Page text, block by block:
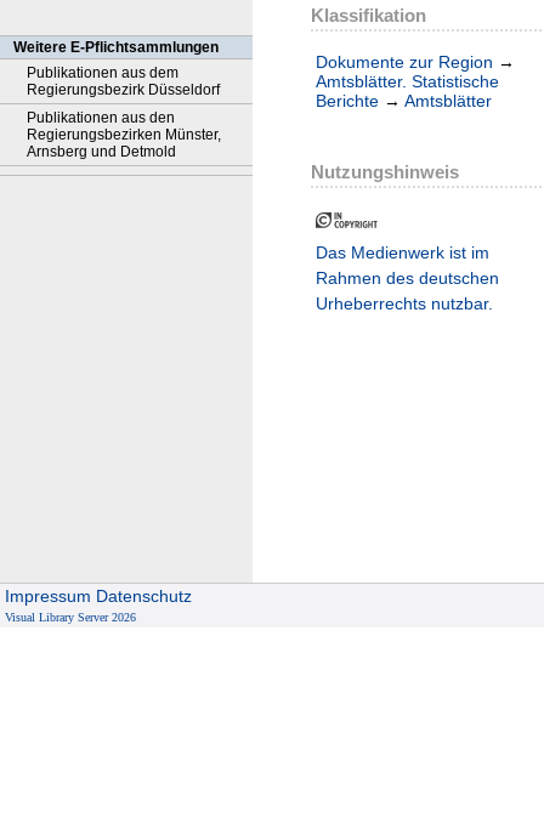
Weitere E-Pflichtsammlungen
Publikationen aus dem
Regierungsbezirk Düsseldorf
Publikationen aus den
Regierungsbezirken Münster,
Arnsberg und Detmold
Klassifikation
Dokumente zur Region →
Amtsblätter. Statistische
Berichte → Amtsblätter
Nutzungshinweis
Das Medienwerk ist im
Rahmen des deutschen
Urheberrechts nutzbar.
Impressum Datenschutz
Visual Library Server 2026